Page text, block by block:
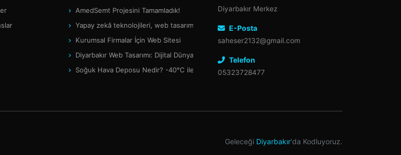
AmedSemt Projesini Tamamladık!
Yapay zekâ teknolojileri, web tasarım dünyasında devrim yaratıyor.
Kurumsal Firmalar İçin Web Sitesi
Diyarbakır Web Tasarımı: Dijital Dünyada Güçlü Bir Adım
Soğuk Hava Deposu Nedir? -40°C ile +8°C Arasında Depolama Rehberi
Diyarbakır Merkez
E-Posta
saheser2132@gmail.com
Telefon
05323728477
Geleceği Diyarbakır'da Kodluyoruz.